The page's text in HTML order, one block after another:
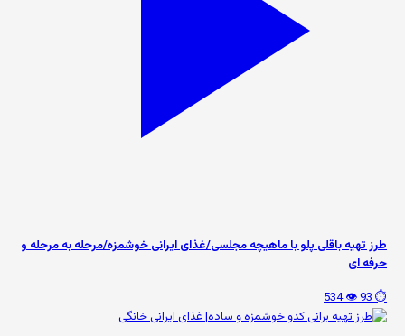
طرز تهیه باقلی پلو با ماهیچه مجلسی/غذای ایرانی خوشمزه/مرحله به مرحله و
حرفه ای
⏱️ 93
👁️ 534